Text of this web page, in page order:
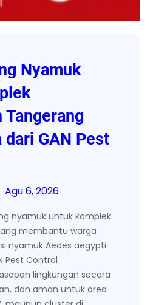
Nyamuk
Tangerang
dari GAN Pest
Agu 6, 2026
nyamuk untuk komplek
membantu warga
nyamuk Aedes aegypti
Pest Control
lingkungan secara
dan aman untuk area